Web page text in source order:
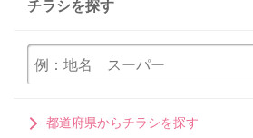
チラシを探す
都道府県からチラシを探す